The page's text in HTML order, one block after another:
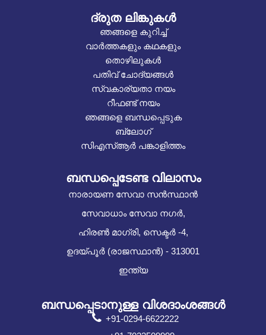
ദ്രുത ലിങ്കുകൾ
ഞങ്ങളെ കുറിച്ച്
വാർത്തകളും കഥകളും
തൊഴിലുകൾ
പതിവ് ചോദ്യങ്ങൾ
സ്വകാര്യതാ നയം
റീഫണ്ട് നയം
ഞങ്ങളെ ബന്ധപ്പെടുക
ബ്ലോഗ്
സിഎസ്ആർ പങ്കാളിത്തം
ബന്ധപ്പെടേണ്ട വിലാസം
നാരായണ സേവാ സൻസ്ഥാൻ
സേവാധാം സേവാ നഗർ,
ഹിരൺ മാഗ്രി, സെക്ടർ -4,
ഉദയ്പൂർ (രാജസ്ഥാൻ) - 313001
ഇന്ത്യ
ബന്ധപ്പെടാനുള്ള വിശദാംശങ്ങൾ
+91-0294-6622222